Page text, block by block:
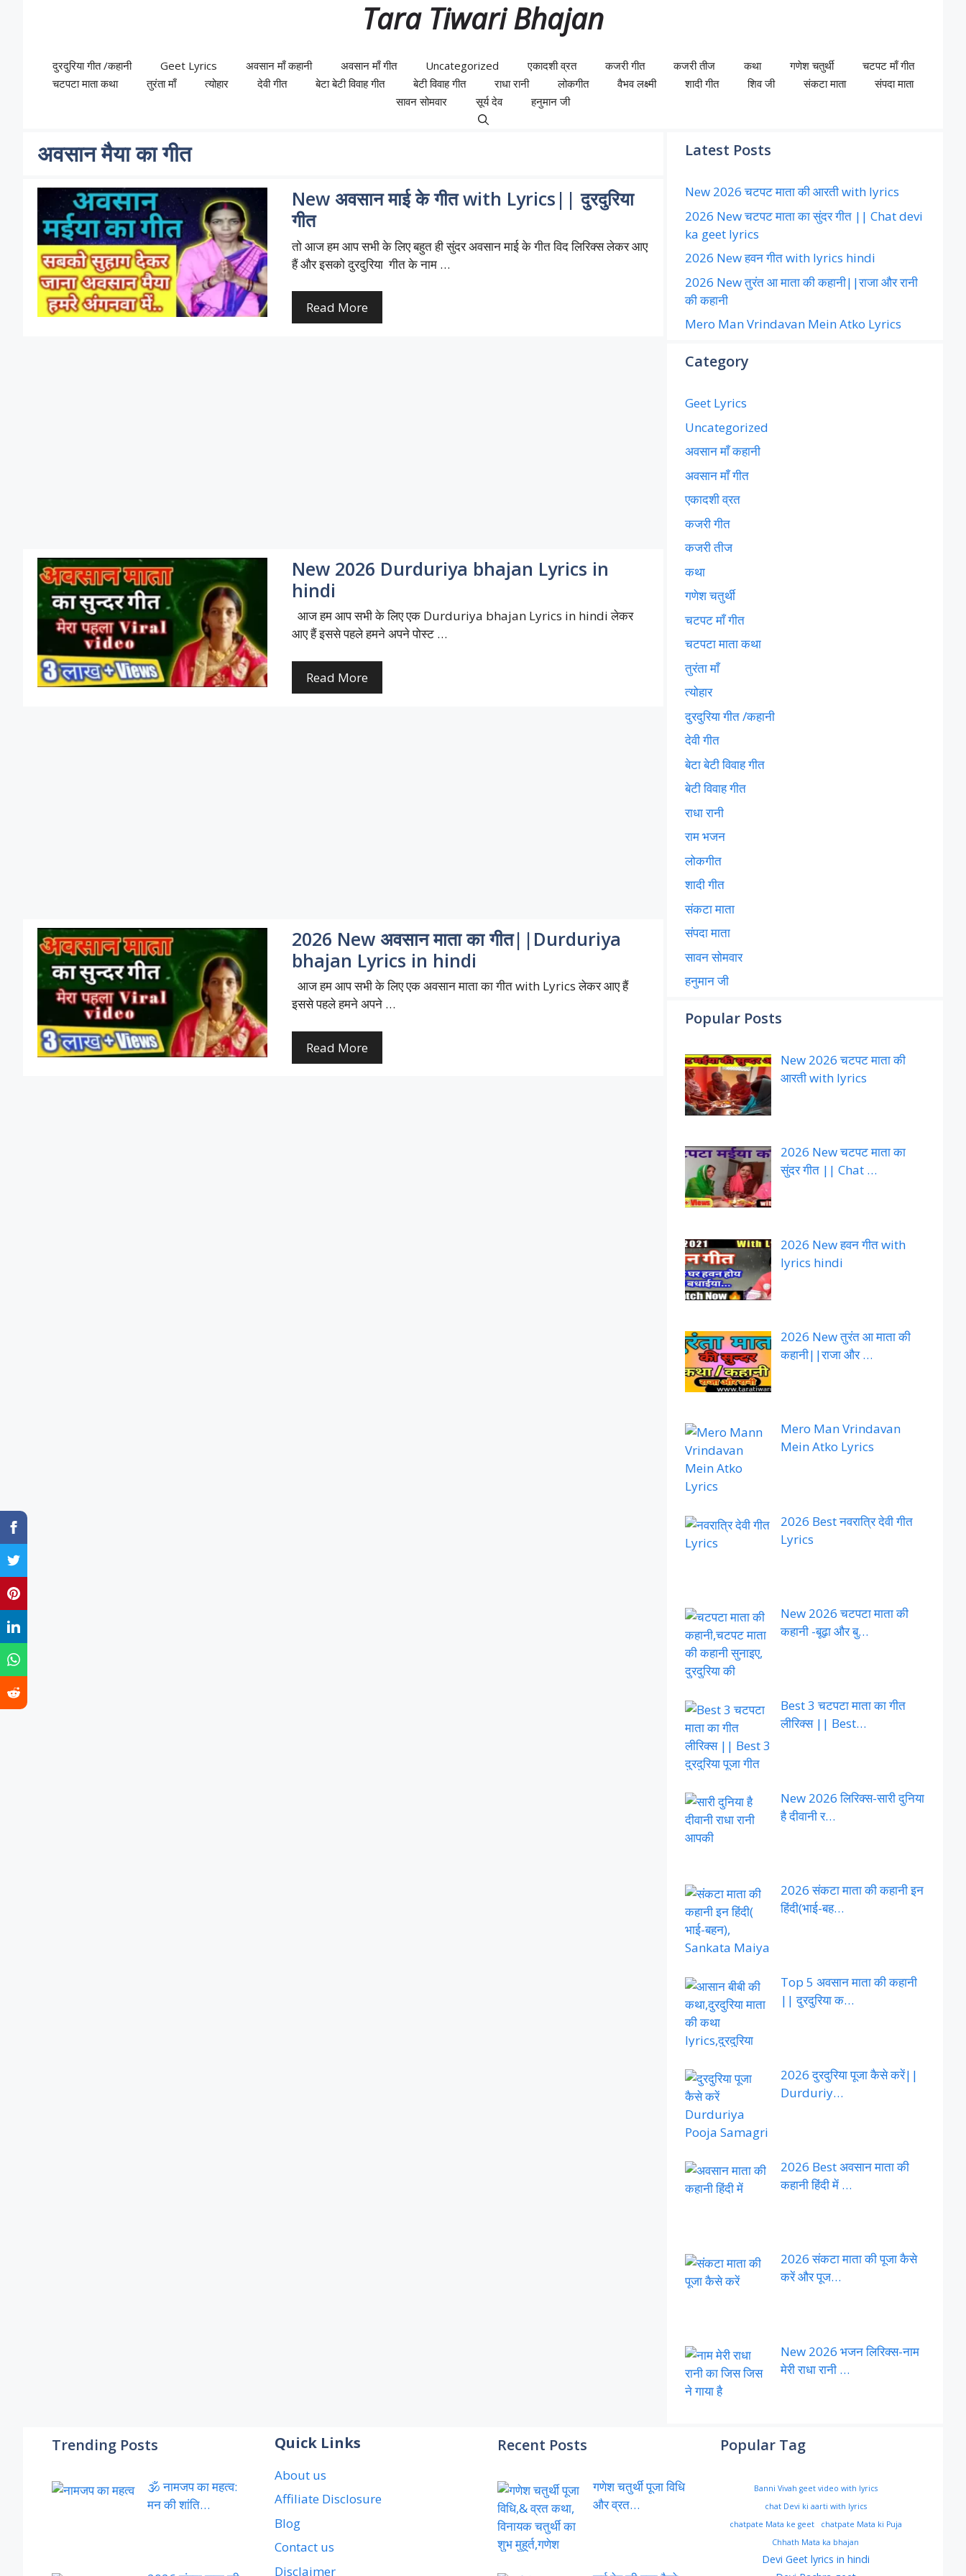
Tara Tiwari Bhajan
दुरदुरिया गीत /कहानी Geet Lyrics अवसान माँ कहानी अवसान माँ गीत Uncategorized एकादशी व्रत कजरी गीत कजरी तीज कथा गणेश चतुर्थी
चटपट माँ गीत
चटपटा माता कथा
तुरंता माँ त्योहार देवी गीत बेटा बेटी विवाह गीत बेटी विवाह गीत राधा रानी लोकगीत वैभव लक्ष्मी शादी गीत शिव जी संकटा माता
संपदा माता
सावन सोमवार
सूर्य देव हनुमान जी
अवसान मैया का गीत
New अवसान माई के गीत with Lyrics|| दुरदुरिया
गीत
तो आज हम आप सभी के लिए बहुत ही सुंदर अवसान माई के गीत विद लिरिक्स लेकर आए
हैं और इसको दुरदुरिया गीत के नाम …
Read More
New 2026 Durduriya bhajan Lyrics in
hindi
आज हम आप सभी के लिए एक Durduriya bhajan Lyrics in hindi लेकर
आए हैं इससे पहले हमने अपने पोस्ट …
Read More
2026 New अवसान माता का गीत||Durduriya
bhajan Lyrics in hindi
आज हम आप सभी के लिए एक अवसान माता का गीत with Lyrics लेकर आए हैं
इससे पहले हमने अपने …
Read More
Latest Posts
New 2026 चटपट माता की आरती with lyrics
2026 New चटपट माता का सुंदर गीत || Chat devi
ka geet lyrics
2026 New हवन गीत with lyrics hindi
2026 New तुरंत आ माता की कहानी||राजा और रानी
की कहानी
Mero Man Vrindavan Mein Atko Lyrics
Category
Geet Lyrics
Uncategorized
अवसान माँ कहानी
अवसान माँ गीत
एकादशी व्रत
कजरी गीत
कजरी तीज
कथा
गणेश चतुर्थी
चटपट माँ गीत
चटपटा माता कथा
तुरंता माँ
त्योहार
दुरदुरिया गीत /कहानी
देवी गीत
बेटा बेटी विवाह गीत
बेटी विवाह गीत
राधा रानी
राम भजन
लोकगीत
शादी गीत
संकटा माता
संपदा माता
सावन सोमवार
हनुमान जी
Popular Posts
New 2026 चटपट माता की
आरती with lyrics
2026 New चटपट माता का
सुंदर गीत || Chat …
2026 New हवन गीत with
lyrics hindi
2026 New तुरंत आ माता की
कहानी||राजा और …
Mero Man Vrindavan
Mein Atko Lyrics
2026 Best नवरात्रि देवी गीत
Lyrics
New 2026 चटपटा माता की
कहानी -बूढ़ा और बु…
Best 3 चटपटा माता का गीत
लीरिक्स || Best…
New 2026 लिरिक्स-सारी दुनिया
है दीवानी र…
2026 संकटा माता की कहानी इन
हिंदी(भाई-बह…
Top 5 अवसान माता की कहानी
|| दुरदुरिया क…
2026 दुरदुरिया पूजा कैसे करें||
Durduriy…
2026 Best अवसान माता की
कहानी हिंदी में …
2026 संकटा माता की पूजा कैसे
करें और पूज…
New 2026 भजन लिरिक्स-नाम
मेरी राधा रानी …
Trending Posts
🕉️ नामजप का महत्व:
मन की शांति…
Quick Links
About us
Affiliate Disclosure
Blog
Contact us
Disclaimer
Recent Posts
गणेश चतुर्थी पूजा विधि
और व्रत…
Popular Tag
Banni Vivah geet video with lyrics
chat Devi ki aarti with lyrics
chatpate Mata ke geet
chatpate Mata ki Puja
Chhath Mata ka bhajan
Devi Geet lyrics in hindi